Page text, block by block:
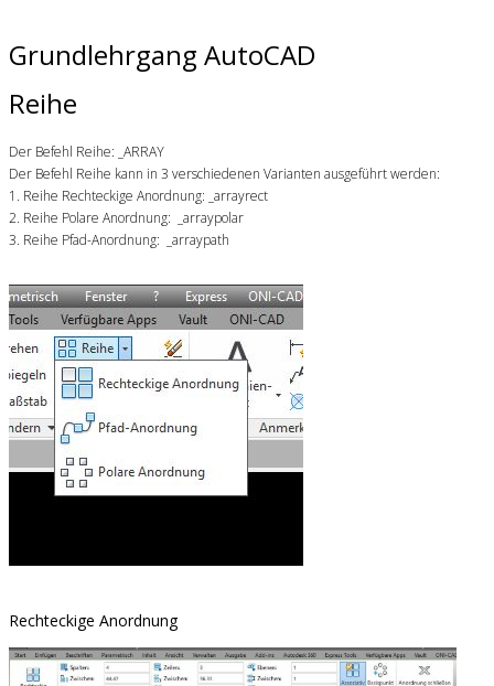
Grundlehrgang AutoCAD
Reihe
Der Befehl Reihe: _ARRAY
Der Befehl Reihe kann in 3 verschiedenen Varianten ausgeführt werden:
1. Reihe Rechteckige Anordnung: _arrayrect
2. Reihe Polare Anordnung: _arraypolar
3. Reihe Pfad-Anordnung: _arraypath
Rechteckige Anordnung